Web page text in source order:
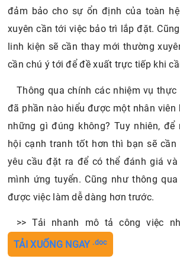
đảm bảo cho sự ổn định của toàn
xuyên cần tới việc bảo trì lắp đặt.
linh kiện sẽ cần thay mới thường
cần chú ý tới để đề xuất trực tiếp khi
Thông qua chính các nhiệm vụ thực
đã phần nào hiểu được một nhân viên
những gì đúng không? Tuy nhiên,
hội cạnh tranh tốt hơn thì bạn sẽ cần
yêu cầu đặt ra để có thể đánh giá
mình ứng tuyển. Cũng như thông
được việc làm dễ dàng hơn trước.
>> Tải nhanh mô tả công việc
TẢI XUỐNG NGAY .doc